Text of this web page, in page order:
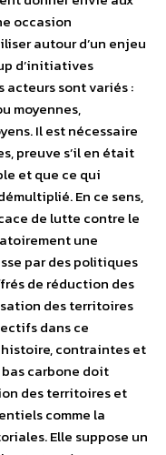
occasion
autour d’un enjeu
d’initiatives
sont variés :
moyennes,
Il est nécessaire
preuve s’il en était
et que ce qui
En ce sens,
de lutte contre le
une
par des politiques
de réduction des
des territoires
dans ce
contraintes et
carbone doit
des territoires et
comme la
Elle suppose un